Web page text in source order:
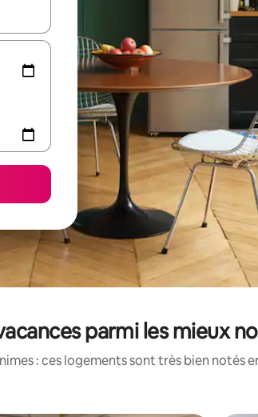
vers le haut et vers le bas pour les
parmi les mieux
: ces logements sont très bien